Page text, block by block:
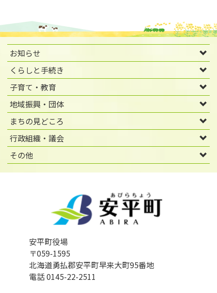
お知らせ
くらしと手続き
子育て・教育
地域振興・団体
まちの見どころ
行政組織・議会
その他
安平町役場
〒059-1595
北海道勇払郡安平町早来大町95番地
電話 0145-22-2511